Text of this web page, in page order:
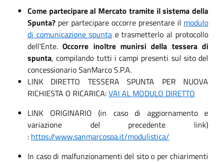
Come partecipare al Mercato tramite il sistema della
Spunta? per partecipare occorre presentare il modulo
di comunicazione spuntae trasmetterlo al protocollo
dell'Ente.Occorre inoltre munirsi della tessera di
spunta, compilando tutti i campi presenti sul sito del
concessionario SanMarco S.P.A.
LINK DIRETTO TESSERA SPUNTA PER NUOVA
RICHIESTA O RICARICA:VAI AL MODULO DIRETTO
LINK ORIGINARIO (in caso di aggiornamento e
variazione del precedente link)
: https://www.sanmarcospa.it/modulistica/
In caso di malfunzionamenti del sito o per chiarimenti